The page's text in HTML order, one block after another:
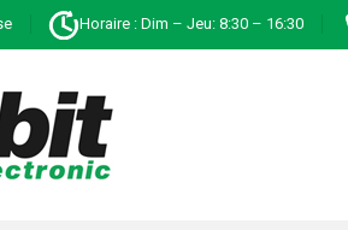
Horaire : Dim – Jeu: 8:30 – 16:30